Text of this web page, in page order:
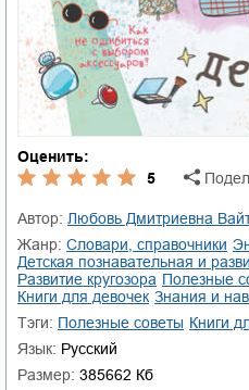
Оценить:
5
Автор:
Любовь Дмитриевна
Жанр:
словари, справочники
детская познавательная и
развитие кругозора
полезные
книги для девочек
знания и
Тэги:
полезные советы
книги
Язык: Русский
Размер: 385662 Кб